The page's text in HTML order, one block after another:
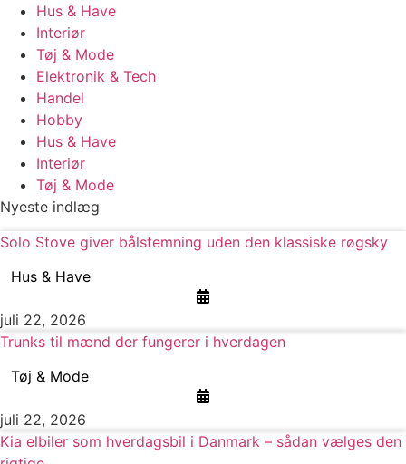
Hus & Have
Interiør
Tøj & Mode
Elektronik & Tech
Handel
Hobby
Hus & Have
Interiør
Tøj & Mode
Nyeste indlæg
Solo Stove giver bålstemning uden den klassiske røgsky
Hus & Have
juli 22, 2026
Trunks til mænd der fungerer i hverdagen
Tøj & Mode
juli 22, 2026
Kia elbiler som hverdagsbil i Danmark – sådan vælges den